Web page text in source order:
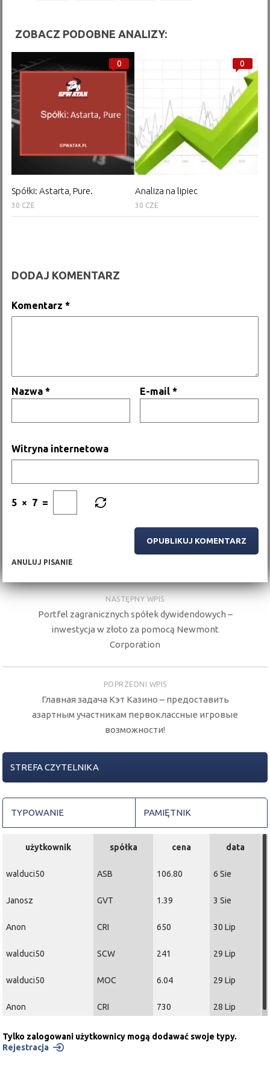
ZOBACZ PODOBNE ANALIZY:
0
Spółki: Astarta, Pure.
30 CZE
0
Analiza na lipiec
30 CZE
DODAJ KOMENTARZ
ANULUJ PISANIE
Komentarz*
Nazwa* E-mail*
Witryna internetowa
5 × 7 =
NASTĘPNY WPIS
Portfel zagranicznych spółek dywidendowych –
inwestycja w złoto za pomocą Newmont
Corporation
POPRZEDNI WPIS
Главная задача Кэт Казино – предоставить
азартным участникам первоклассные игровые
возможности!
STREFA CZYTELNIKA
TYPOWANIE PAMIĘTNIK
użytkownik spółka cena data
walduci50 ASB 106.80 6 Sie
Janosz GVT 1.39 3 Sie
Anon CRI 650 30 Lip
walduci50 SCW 241 29 Lip
walduci50 MOC 6.04 29 Lip
Anon CRI 730 28 Lip
Tylko zalogowani użytkownicy mogą dodawać swoje typy.
Rejestracja